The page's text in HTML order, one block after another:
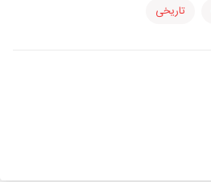
تاریخی